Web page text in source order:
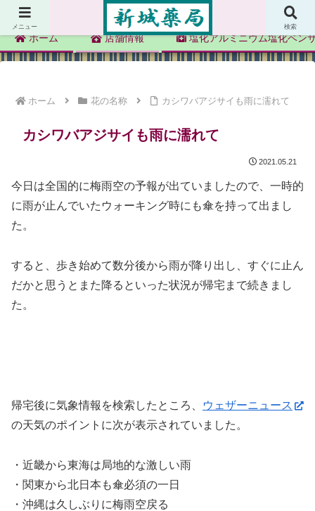
新城薬局
ホーム 店舗情報 塩化アルミニウム塩化ベン
ホーム 花の名称 カシワバアジサイも雨に濡れて
カシワバアジサイも雨に濡れて
2021.05.21
今日は全国的に梅雨空の予報が出ていましたので、一時的
に雨が止んでいたウォーキング時にも傘を持って出まし
た。
すると、歩き始めて数分後から雨が降り出し、すぐに止ん
だかと思うとまた降るといった状況が帰宅まで続きまし
た。
帰宅後に気象情報を検索したところ、
ウェザーニュース
の天気のポイントに次が表示されていました。
・近畿から東海は局地的な激しい雨
・関東から北日本も傘必須の一日
・沖縄は久しぶりに梅雨空戻る
メニュー 検索